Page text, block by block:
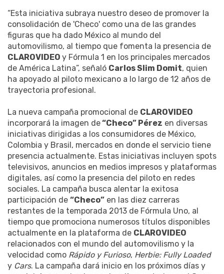
“Esta iniciativa subraya nuestro deseo de promover la
consolidación de 'Checo' como una de las grandes
figuras que ha dado México al mundo del
automovilismo, al tiempo que fomenta la presencia de
CLAROVIDEO y Fórmula 1 en los principales mercados
de América Latina”, señaló Carlos Slim Domit, quien
ha apoyado al piloto mexicano a lo largo de 12 años de
trayectoria profesional.
La nueva campaña promocional de CLAROVIDEO
incorporará la imagen de“Checo” Pérez en diversas
iniciativas dirigidas a los consumidores de México,
Colombia y Brasil, mercados en donde el servicio tiene
presencia actualmente. Estas iniciativas incluyen spots
televisivos, anuncios en medios impresos y plataformas
digitales, así como la presencia del piloto en redes
sociales. La campaña busca alentar la exitosa
participación de “Checo” en las diez carreras
restantes de la temporada 2013 de Fórmula Uno, al
tiempo que promociona numerosos títulos disponibles
actualmente en la plataforma de CLAROVIDEO
relacionados con el mundo del automovilismo y la
velocidad como Rápido y Furioso, Herbie: Fully Loaded
y Cars. La campaña dará inicio en los próximos días y